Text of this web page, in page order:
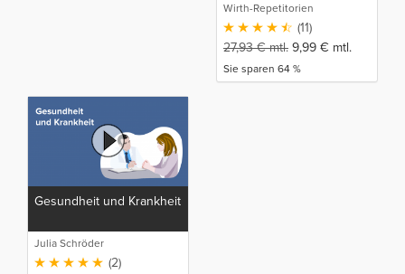
Wirth-Repetitorien
(11)
27,93€mtl. 9,99 € mtl.
Sie sparen 64 %
Gesundheit und Krankheit
Julia Schröder
(2)